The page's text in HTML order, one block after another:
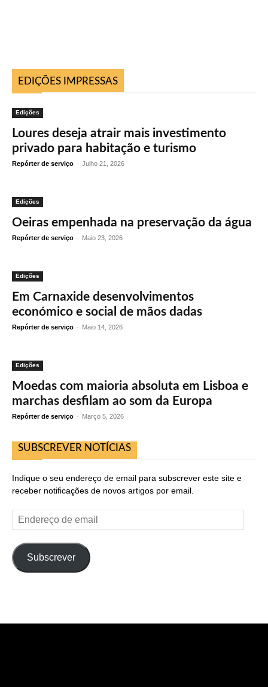
EDIÇÕES IMPRESSAS
Edições
Loures deseja atrair mais investimento
privado para habitação e turismo
Repórter de serviço - Julho 21, 2026
Edições
Oeiras empenhada na preservação da água
Repórter de serviço - Maio 23, 2026
Edições
Em Carnaxide desenvolvimentos
económico e social de mãos dadas
Repórter de serviço - Maio 14, 2026
Edições
Moedas com maioria absoluta em Lisboa e
marchas desfilam ao som da Europa
Repórter de serviço - Março 5, 2026
SUBSCREVER NOTÍCIAS
Indique o seu endereço de email para subscrever este site e
receber notificações de novos artigos por email.
Endereço
de
Subscrever